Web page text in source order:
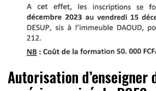
Autorisation d’enseigner